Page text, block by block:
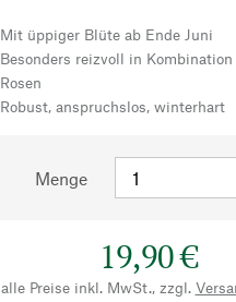
Mit üppiger Blüte ab Ende Juni
Besonders reizvoll in
Rosen
Robust, anspruchslos, winterhart
Menge
19,90 €
alle Preise inkl. MwSt., zzgl.